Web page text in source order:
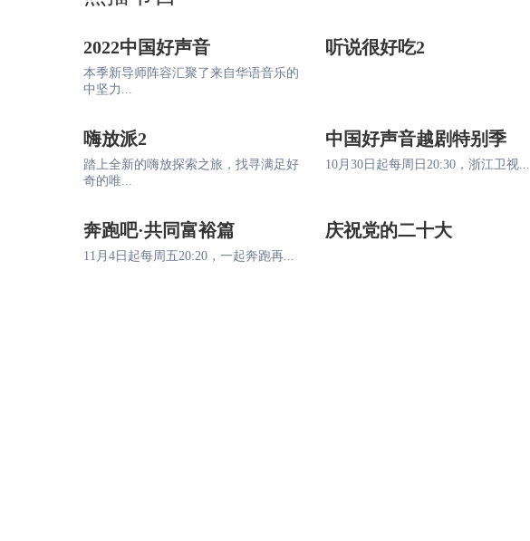
2022中国好声音
本季新导师阵容汇聚了来自华语音乐的
中坚力...
听说很好吃2
嗨放派2
踏上全新的嗨放探索之旅，找寻满足好
奇的唯...
中国好声音越剧特别季
10月30日起每周日20:30，浙江卫视...
奔跑吧·共同富裕篇
11月4日起每周五20:20，一起奔跑再...
庆祝党的二十大